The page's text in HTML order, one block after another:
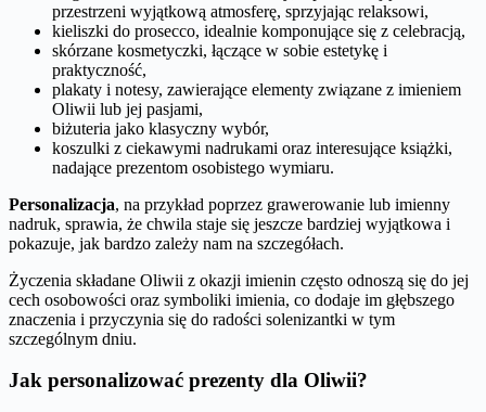
przestrzeni wyjątkową atmosferę, sprzyjając relaksowi,
kieliszki do prosecco, idealnie komponujące się z celebracją,
skórzane kosmetyczki, łączące w sobie estetykę i
praktyczność,
plakaty i notesy, zawierające elementy związane z imieniem
Oliwii lub jej pasjami,
biżuteria jako klasyczny wybór,
koszulki z ciekawymi nadrukami oraz interesujące książki,
nadające prezentom osobistego wymiaru.
Personalizacja, na przykład poprzez grawerowanie lub imienny
nadruk, sprawia, że chwila staje się jeszcze bardziej wyjątkowa i
pokazuje, jak bardzo zależy nam na szczegółach.
Życzenia składane Oliwii z okazji imienin często odnoszą się do jej
cech osobowości oraz symboliki imienia, co dodaje im głębszego
znaczenia i przyczynia się do radości solenizantki w tym
szczególnym dniu.
Jak personalizować prezenty dla Oliwii?